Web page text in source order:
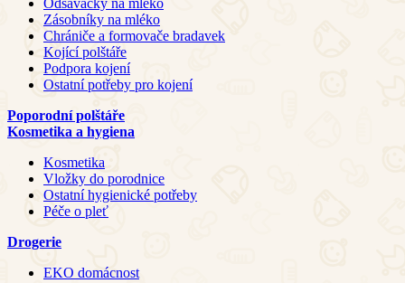
Zásobníky na mléko
Chrániče a formovače bradavek
Kojící polštáře
Podpora kojení
Ostatní potřeby pro kojení
Poporodní polštáře
Kosmetika a hygiena
Kosmetika
Vložky do porodnice
Ostatní hygienické potřeby
Péče o pleť
Drogerie
EKO domácnost